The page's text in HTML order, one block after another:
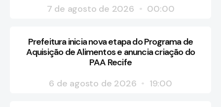
7 de agosto de 2026
00:00
Prefeitura inicia nova etapa do Programa de
Aquisição de Alimentos e anuncia criação do
PAA Recife
6 de agosto de 2026
19:00